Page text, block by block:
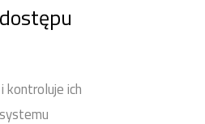
ich